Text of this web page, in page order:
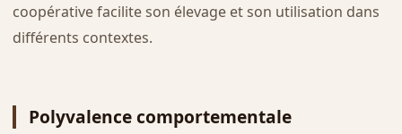
coopérative facilite son élevage et son utilisation dans
différents contextes.
Polyvalence comportementale